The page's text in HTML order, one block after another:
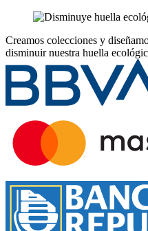
Creamos colecciones y
disminuir nuestra huella